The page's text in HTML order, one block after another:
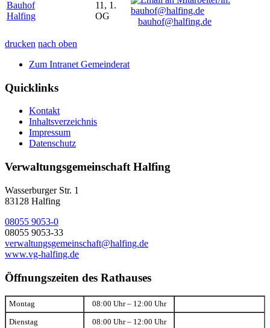
Bauhof
Halfing
11, 1.
OG
bauhof@halfing.de
drucken nach oben
Zum Intranet Gemeinderat
Quicklinks
Kontakt
Inhaltsverzeichnis
Impressum
Datenschutz
Verwaltungsgemeinschaft Halfing
Wasserburger Str. 1
83128 Halfing
08055 9053-0
08055 9053-33
verwaltungsgemeinschaft@halfing.de
www.vg-halfing.de
Öffnungszeiten des Rathauses
Montag 08:00 Uhr – 12:00 Uhr
Dienstag 08:00 Uhr – 12:00 Uhr